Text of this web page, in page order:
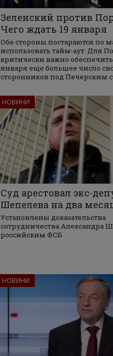
Зеленский против
Чего ждать 19 января
Обе стороны постараются по
использовать тайм-аут. Для
критически важно обеспечить
января еще большее число
сторонников под Печерским
НОВИНИ
Суд арестовал экс-
Шепелева на два
Установлены доказательства
сотрудничества Александра
российским ФСБ
НОВИНИ